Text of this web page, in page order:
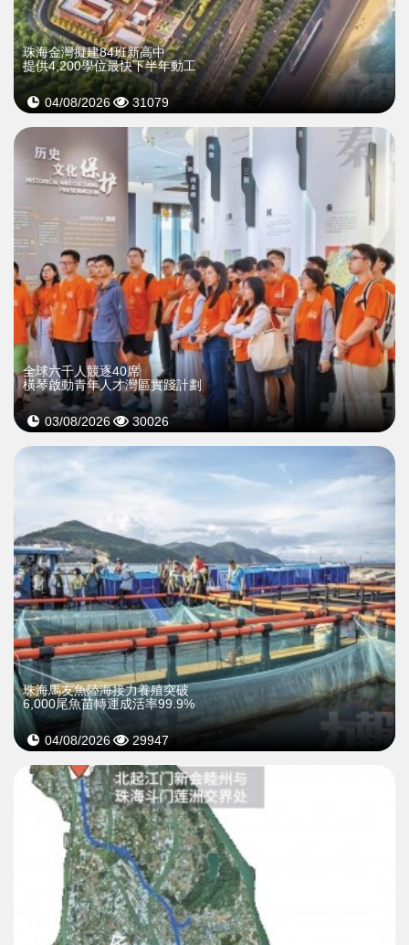
珠海金灣擬建84班新高中
提供4,200學位最快下半年動工
04/08/2026 31079
全球六千人競逐40席
橫琴啟動青年人才灣區實踐計劃
03/08/2026 30026
珠海馬友魚陸海接力養殖突破
6,000尾魚苗轉運成活率99.9%
04/08/2026 29947